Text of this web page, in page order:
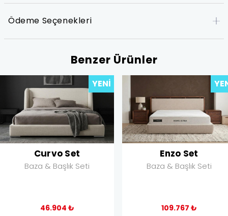
Ödeme Seçenekleri
Benzer Ürünler
YENI
Curvo Set
Baza & Başlık Seti
46.904 ₺
Enzo Set
Baza & Başlık Seti
109.767 ₺